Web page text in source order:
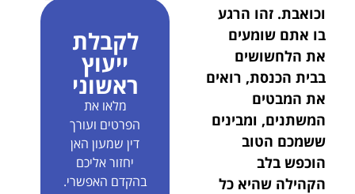
וכואבת. זהו הרגע
בו אתם שומעים
את הלחשושים
בבית הכנסת, רואים
את המבטים
המשתנים, ומבינים
ששמכם הטוב
הוכפש בלב
הקהילה שהיא כל
לקבלת
ייעוץ
ראשוני
מלאו את
הפרטים ועורך
דין שמעון האן
יחזור אליכם
בהקדם האפשרי.